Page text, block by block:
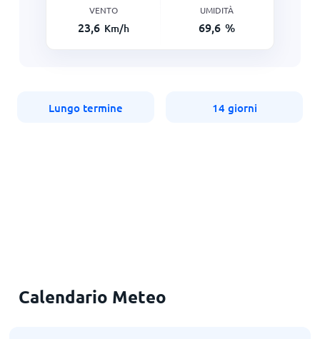
VENTO
23,6 Km/h
UMIDITÀ
69,6 %
Lungo termine 14 giorni
Calendario Meteo